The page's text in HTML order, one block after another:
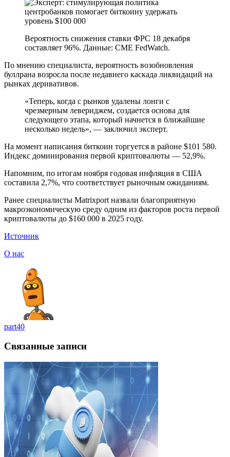
Вероятность снижения ставки ФРС 18 декабря
составляет 96%. Данные: CME FedWatch.
По мнению специалиста, вероятность возобновления
буллрана возросла после недавнего каскада ликвидаций на
рынках деривативов.
«Теперь, когда с рынков удалены лонги с
чрезмерным левериджем, создается основа для
следующего этапа, который начнется в ближайшие
несколько недель», — заключил эксперт.
На момент написания биткоин торгуется в районе $101 580.
Индекс доминирования первой криптовалюты — 52,9%.
Напомним, по итогам ноября годовая инфляция в США
составила 2,7%, что соответствует рыночным ожиданиям.
Ранее специалисты Matrixport назвали благоприятную
макроэкономическую среду одним из факторов роста первой
криптовалюты до $160 000 в 2025 году.
Источник
О нас
part40
Связанные записи